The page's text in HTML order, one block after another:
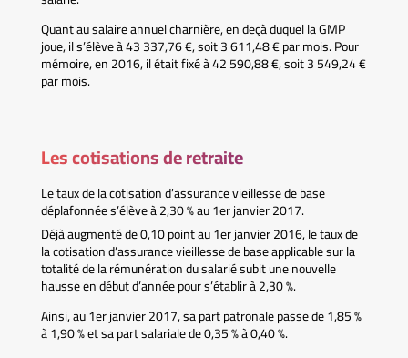
Quant au salaire annuel charnière, en deçà duquel la GMP
joue, il s’élève à 43 337,76 €, soit 3 611,48 € par mois. Pour
mémoire, en 2016, il était fixé à 42 590,88 €, soit 3 549,24 €
par mois.
Les cotisations de retraite
Le taux de la cotisation d’assurance vieillesse de base
déplafonnée s’élève à 2,30 % au 1er janvier 2017.
Déjà augmenté de 0,10 point au 1er janvier 2016, le taux de
la cotisation d’assurance vieillesse de base applicable sur la
totalité de la rémunération du salarié subit une nouvelle
hausse en début d’année pour s’établir à 2,30 %.
Ainsi, au 1er janvier 2017, sa part patronale passe de 1,85 %
à 1,90 % et sa part salariale de 0,35 % à 0,40 %.